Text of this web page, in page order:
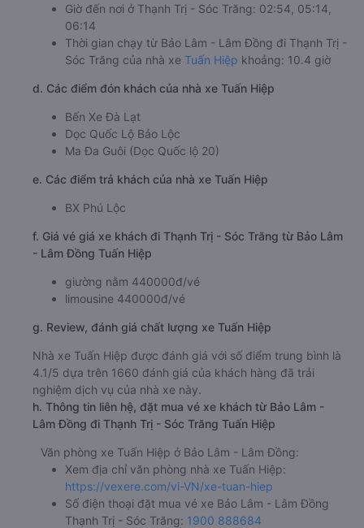
Giờ đến nơi ở Thạnh Trị - Sóc Trăng: 02:54, 05:14,
06:14
Thời gian chạy từ Bảo Lâm - Lâm Đồng đi Thạnh Trị -
Sóc Trăng của nhà xe Tuấn Hiệp khoảng: 10.4 giờ
d. Các điểm đón khách của nhà xe Tuấn Hiệp
Bến Xe Đà Lạt
Dọc Quốc Lộ Bảo Lộc
Ma Đa Guôi (Dọc Quốc lộ 20)
e. Các điểm trả khách của nhà xe Tuấn Hiệp
BX Phú Lộc
f. Giá vé giá xe khách đi Thạnh Trị - Sóc Trăng từ Bảo Lâm
- Lâm Đồng Tuấn Hiệp
giường nằm 440000đ/vé
limousine 440000đ/vé
g. Review, đánh giá chất lượng xe Tuấn Hiệp
Nhà xe Tuấn Hiệp được đánh giá với số điểm trung bình là
4.1/5 dựa trên 1660 đánh giá của khách hàng đã trải
nghiệm dịch vụ của nhà xe này.
h. Thông tin liên hệ, đặt mua vé xe khách từ Bảo Lâm -
Lâm Đồng đi Thạnh Trị - Sóc Trăng Tuấn Hiệp
Văn phòng xe Tuấn Hiệp ở Bảo Lâm - Lâm Đồng:
Xem địa chỉ văn phòng nhà xe Tuấn Hiệp:
https://vexere.com/vi-VN/xe-tuan-hiep
Số điện thoại đặt mua vé xe Bảo Lâm - Lâm Đồng
Thạnh Trị - Sóc Trăng: 1900 888684